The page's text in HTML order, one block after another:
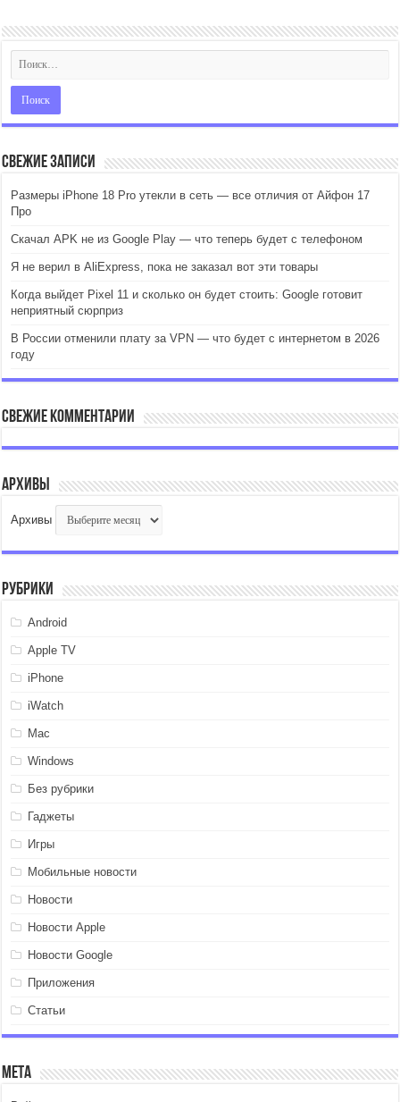
Свежие записи
Размеры iPhone 18 Pro утекли в сеть — все отличия от Айфон 17
Про
Скачал APK не из Google Play — что теперь будет с телефоном
Я не верил в AliExpress, пока не заказал вот эти товары
Когда выйдет Pixel 11 и сколько он будет стоить: Google готовит
неприятный сюрприз
В России отменили плату за VPN — что будет с интернетом в 2026
году
Свежие комментарии
Архивы
Архивы
Рубрики
Android
Apple TV
iPhone
iWatch
Mac
Windows
Без рубрики
Гаджеты
Игры
Мобильные новости
Новости
Новости Apple
Новости Google
Приложения
Статьи
Мета